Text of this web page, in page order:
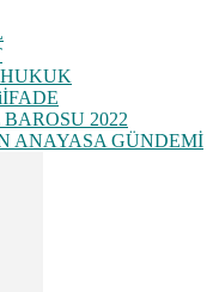
HUKUK
İFADE
2022
ANAYASA GÜNDEMİ